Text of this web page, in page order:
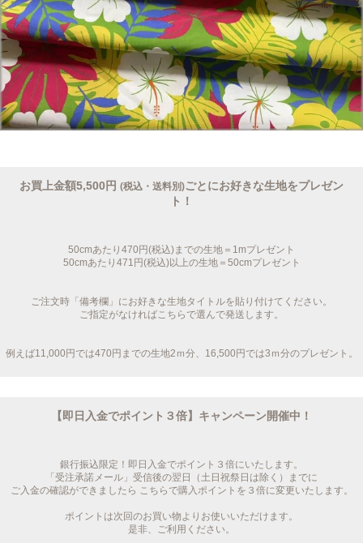
お買上金額5,500円 (税込・送料別)ごとにお好きな生地をプレゼン
ト！
50cmあたり470円(税込)までの生地＝1mプレゼント
50cmあたり471円(税込)以上の生地＝50cmプレゼント
ご注文時「備考欄」にお好きな生地タイトルを貼り付けてください。
ご指定がなければこちらで選んで発送します。
例えば11,000円では470円までの生地2ｍ分、16,500円では3ｍ分のプレゼント。
【即日入金でポイント３倍】キャンペーン開催中！
銀行振込限定！即日入金でポイント３倍にいたします。
「受注承諾メール」受信後の翌日（土日祝祭日は除く）までに
ご入金の確認ができましたら こちらで購入ポイントを３倍に変更いたします。
ポイントは次回のお買い物よりお使いいただけます。
是非、ご利用ください。